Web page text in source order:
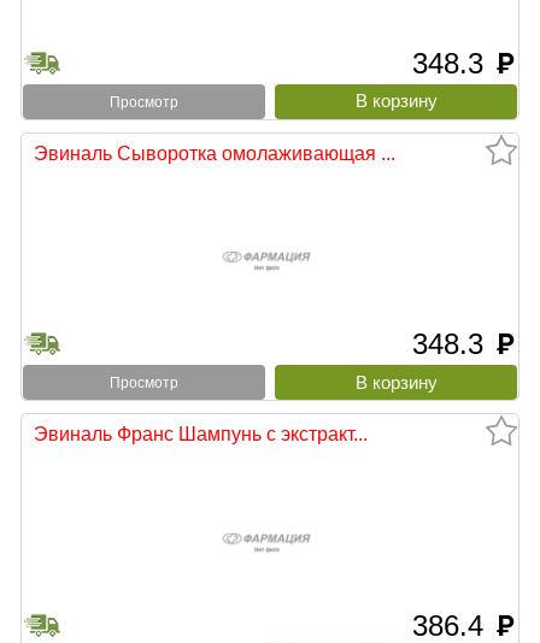
348.3 руб
Просмотр
Эвиналь Сыворотка омолаживающая ...
348.3 руб
Просмотр
Эвиналь Франс Шампунь с экстракт...
386.4 руб